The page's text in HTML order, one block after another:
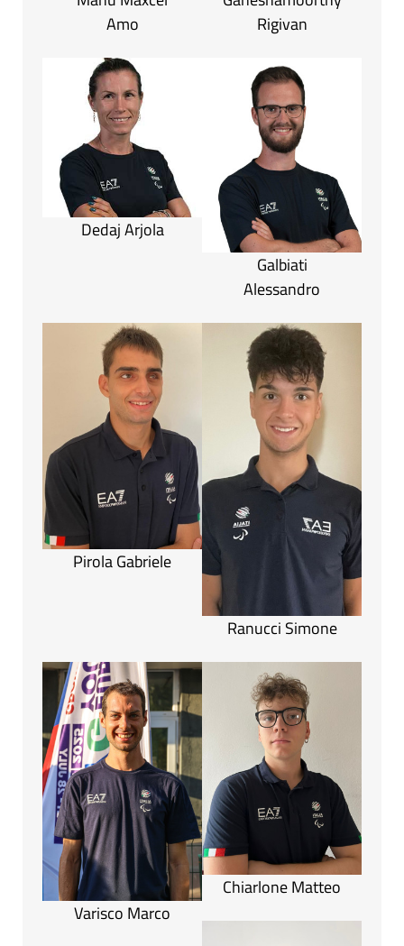
Amo
Rigivan
Dedaj Arjola
Galbiati
Alessandro
Pirola Gabriele
Ranucci Simone
Varisco Marco
Chiarlone Matteo